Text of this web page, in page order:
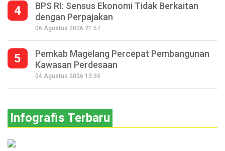
4
BPS RI: Sensus Ekonomi Tidak Berkaitan
dengan Perpajakan
06 Agustus 2026 21:57
5
Pemkab Magelang Percepat Pembangunan
Kawasan Perdesaan
04 Agustus 2026 13:34
Infografis Terbaru